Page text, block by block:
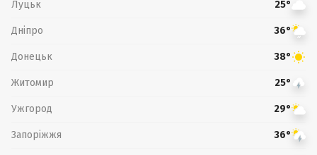
Луцьк 25°
Дніпро 36°
Донецьк 38°
Житомир 25°
Ужгород 29°
Запоріжжя 36°